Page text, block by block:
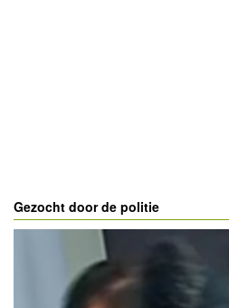
Gezocht door de politie